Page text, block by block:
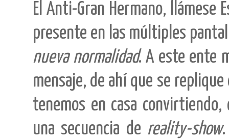
El Anti-Gran Hermano, llámese
presente en las múltiples
nueva normalidad. A este ente
mensaje, de ahí que se
tenemos en casa
una secuencia de reality-show